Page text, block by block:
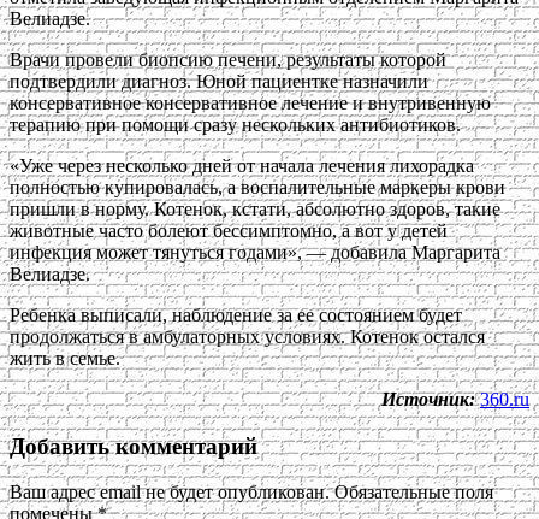
Велиадзе.
Врачи провели биопсию печени, результаты которой
подтвердили диагноз. Юной пациентке назначили
консервативное консервативное лечение и внутривенную
терапию при помощи сразу нескольких антибиотиков.
«Уже через несколько дней от начала лечения лихорадка
полностью купировалась, а воспалительные маркеры крови
пришли в норму. Котенок, кстати, абсолютно здоров, такие
животные часто болеют бессимптомно, а вот у детей
инфекция может тянуться годами», — добавила Маргарита
Велиадзе.
Ребенка выписали, наблюдение за ее состоянием будет
продолжаться в амбулаторных условиях. Котенок остался
жить в семье.
Источник: 360.ru
Добавить комментарий
Ваш адрес email не будет опубликован. Обязательные поля
помечены*